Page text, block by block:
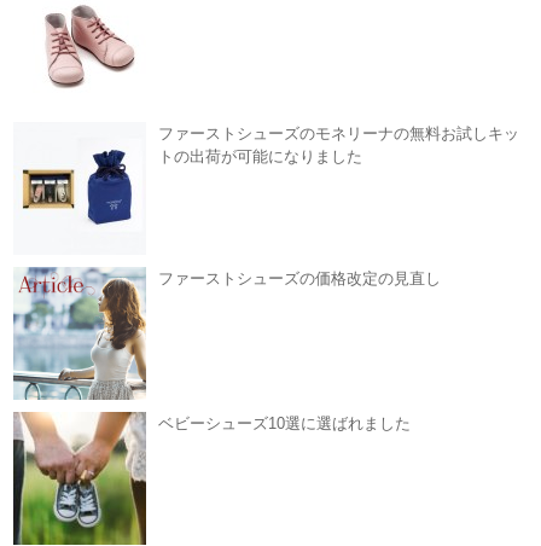
ファーストシューズのモネリーナの無料お試しキッ
トの出荷が可能になりました
ファーストシューズの価格改定の見直し
ベビーシューズ10選に選ばれました